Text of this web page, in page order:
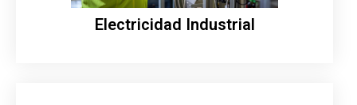
Electricidad Industrial